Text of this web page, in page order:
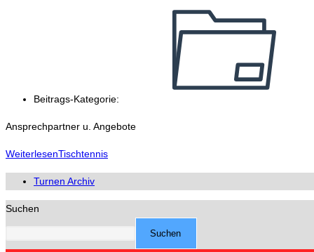
Beitrags-Kategorie:
Ansprechpartner u. Angebote
WeiterlesenTischtennis
Turnen Archiv
Suchen
Suchen